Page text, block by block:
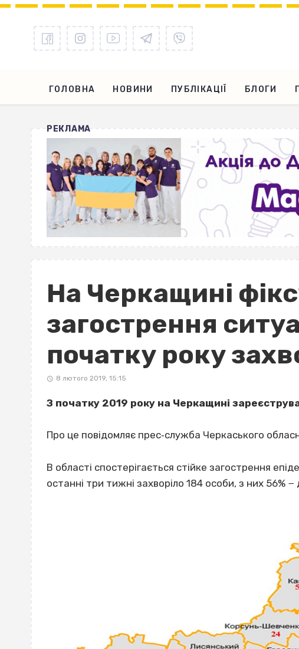
ГОЛОВНА НОВИНИ ПУБЛІКАЦІЇ БЛОГИ
РЕКЛАМА
На Черкащині
загострення
початку року
8 лютого 2019, 15:15
З початку 2019 року на Черкащині
Про це повідомляє прес‐служба Черкаського
В області спостерігається стійке загострення
останні три тижні захворіло 184 особи, з них 56% −